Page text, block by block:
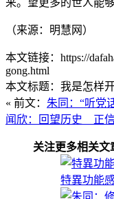
（来源：明慧网）
本文链接：https://
gong.html
本文标题：我是怎样
« 前文： 朱同：“听党
闻欣：回望历史 正
关注更多相关文
特異功能